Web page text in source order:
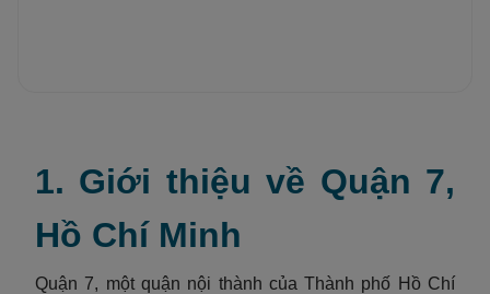
1. Giới thiệu về Quận 7,
Hồ Chí Minh
Quận 7, một quận nội thành của Thành phố Hồ Chí